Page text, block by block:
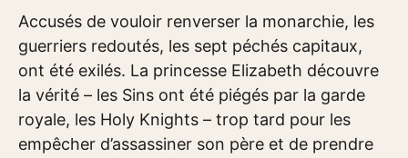
Accusés de vouloir renverser la monarchie, les
guerriers redoutés, les sept péchés capitaux,
ont été exilés. La princesse Elizabeth découvre
la vérité – les Sins ont été piégés par la garde
royale, les Holy Knights – trop tard pour les
empêcher d’assassiner son père et de prendre